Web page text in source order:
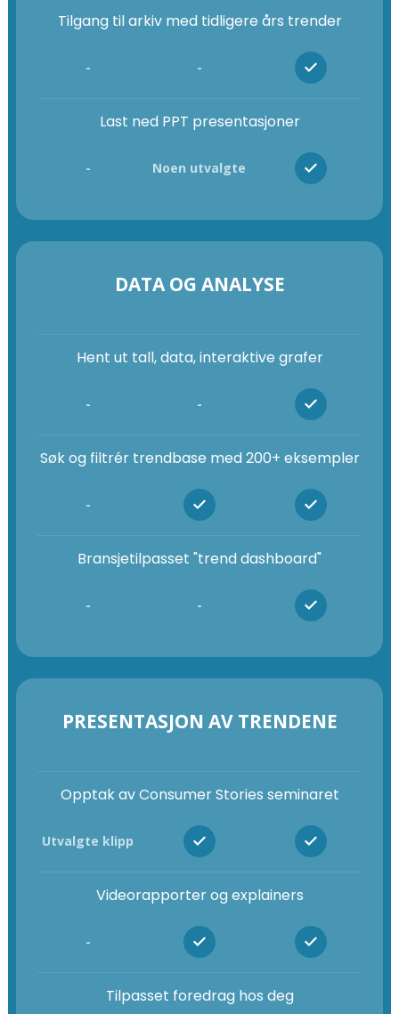
Tilgang til arkiv med tidligere års trender
- -
Last ned PPT presentasjoner
- Noen utvalgte
DATA OG ANALYSE
Hent ut tall, data, interaktive grafer
- -
Søk og filtrér trendbase med 200+ eksempler
-
Bransjetilpasset "trend dashboard"
- -
PRESENTASJON AV TRENDENE
Opptak av Consumer Stories seminaret
Utvalgte klipp
Videorapporter og explainers
-
Tilpasset foredrag hos deg